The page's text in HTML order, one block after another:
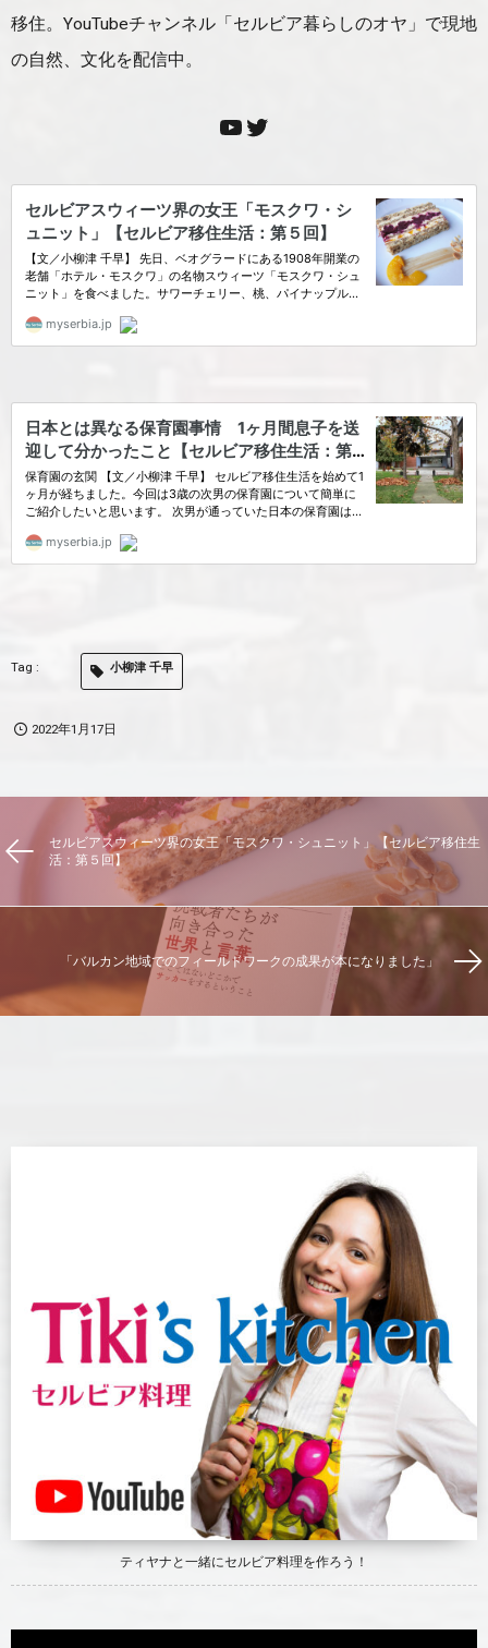
移住。YouTubeチャンネル「セルビア暮らしのオヤ」で現地
の自然、文化を配信中。
小柳津 千早
2022年1月17日
セルビアスウィーツ界の女王「モスクワ・シュニット」【セルビア移住生
活：第５回】
「バルカン地域でのフィールドワークの成果が本になりました」
ティヤナと一緒にセルビア料理を作ろう！